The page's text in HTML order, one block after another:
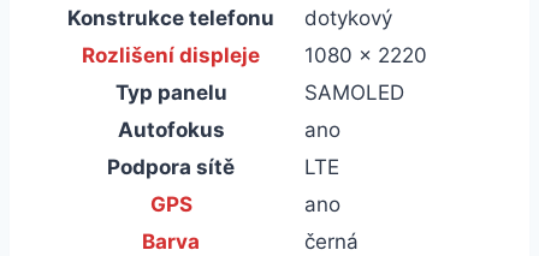
Konstrukce telefonu
dotykový
Rozlišení displeje
1080 x 2220
Typ panelu
SAMOLED
Autofokus
ano
Podpora sítě
LTE
GPS
ano
Barva
černá